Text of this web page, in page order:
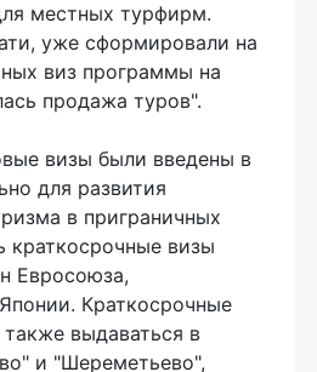
местных турфирм.
уже сформировали на
виз программы на
продажа туров".
визы были введены в
для развития
в приграничных
краткосрочные визы
Евросоюза,
Краткосрочные
выдаваться в
и "Шереметьево",